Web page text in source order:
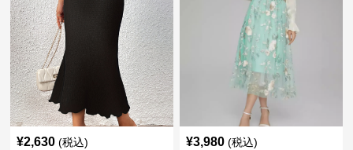
¥2,630 (税込) ¥3,980 (税込)